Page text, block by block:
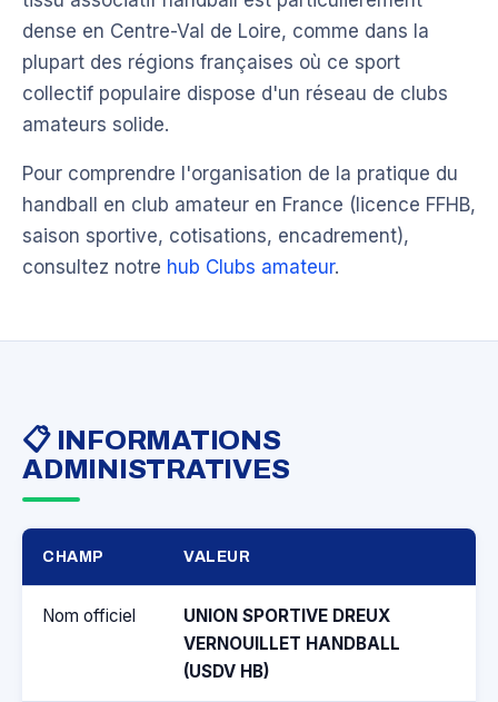
dense en Centre-Val de Loire, comme dans la
plupart des régions françaises où ce sport
collectif populaire dispose d'un réseau de clubs
amateurs solide.
Pour comprendre l'organisation de la pratique du
handball en club amateur en France (licence FFHB,
saison sportive, cotisations, encadrement),
consultez notre hub Clubs amateur.
📋 INFORMATIONS
ADMINISTRATIVES
CHAMP VALEUR
Nom officiel
UNION SPORTIVE DREUX
VERNOUILLET HANDBALL
(USDV HB)